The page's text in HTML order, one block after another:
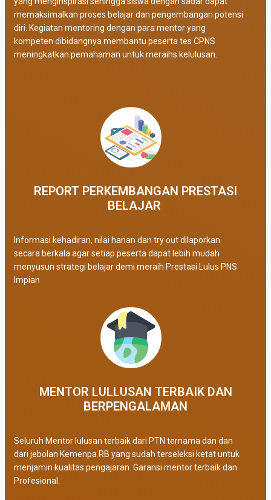
memaksimalkan proses belajar dan pengembangan potensi
diri. Kegiatan mentoring dengan para mentor yang
kompeten dibidangnya membantu peserta tes CPNS
meningkatkan pemahaman untuk meraihs kelulusan.
REPORT PERKEMBANGAN PRESTASI
BELAJAR ​
Informasi kehadiran, nilai harian dan try out dilaporkan
secara berkala agar setiap peserta dapat lebih mudah
menyusun strategi belajar demi meraih Prestasi Lulus PNS
Impian
MENTOR LULLUSAN TERBAIK DAN
BERPENGALAMAN
Seluruh Mentor lulusan terbaik dari PTN ternama dan dan
dari jebolan Kemenpa RB yang sudah terseleksi ketat untuk
menjamin kualitas pengajaran. Garansi mentor terbaik dan
Profesional.